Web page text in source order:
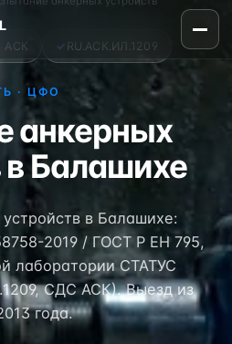
АСК ✓ RU.АСК.ИЛ.1209
· ЦФО
анкерных
в Балашихе
в Балашихе:
2019 / ГОСТ Р ЕН 795,
лаборатории СТАТУС
СДС АСК). Выезд из
года.